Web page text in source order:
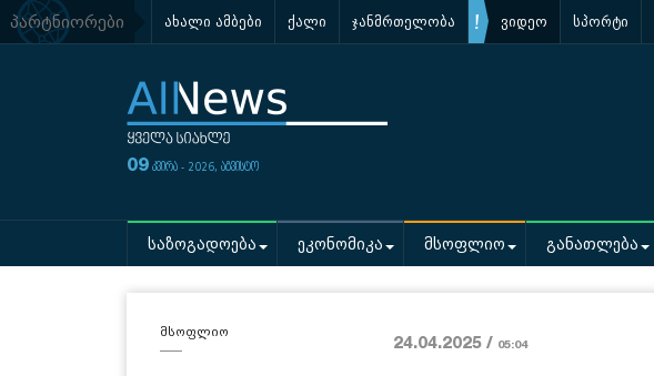
პარტნიორები ახალი ამბები ქალი ჯანმრთელობა ვიდეო სპორტი
09 კვირა - 2026, აგვისტო
საზოგადოება ეკონომიკა მსოფლიო განათლება
მსოფლიო
24.04.2025 / 05:04